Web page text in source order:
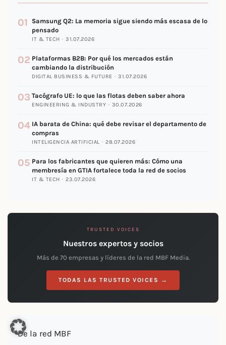
01
Samsung Q2: La memoria sigue siendo más escasa de lo
pensado
IT & TECH · 31.07.2026
02 Plataformas B2B: Por qué los mercados están
cambiando la distribución
DIGITAL BUSINESS & FUTURE · 31.07.2026
03 Tacógrafo UE: lo que las flotas deben saber ahora
ENGINEERING & INDUSTRY · 30.07.2026
04 IA barata de China: qué debe revisar el departamento de
compras
INTELIGENCIA ARTIFICIAL · 28.07.2026
05 Para los fabricantes que quieren más: Cómo una
membresía en GTIA fortalece toda la red de socios
IT & TECH · 23.07.2026
TRUSTED VOICES
Nuestros expertos y socios
Más de 70 empresas y líderes de la red MBF Media.
TODAS LAS TRUSTED VOICES →
De la red MBF